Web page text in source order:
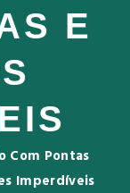
E
Com Pontas
Imperdíveis